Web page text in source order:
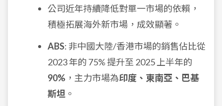
公司近年持續降低對單一市場的依賴，
積極拓展海外新市場，成效顯著。
ABS: 非中國大陸/香港市場的銷售佔比從
2023 年的 75% 提升至 2025 上半年的
90% ，主力市場為印度、東南亞、巴基
斯坦 。